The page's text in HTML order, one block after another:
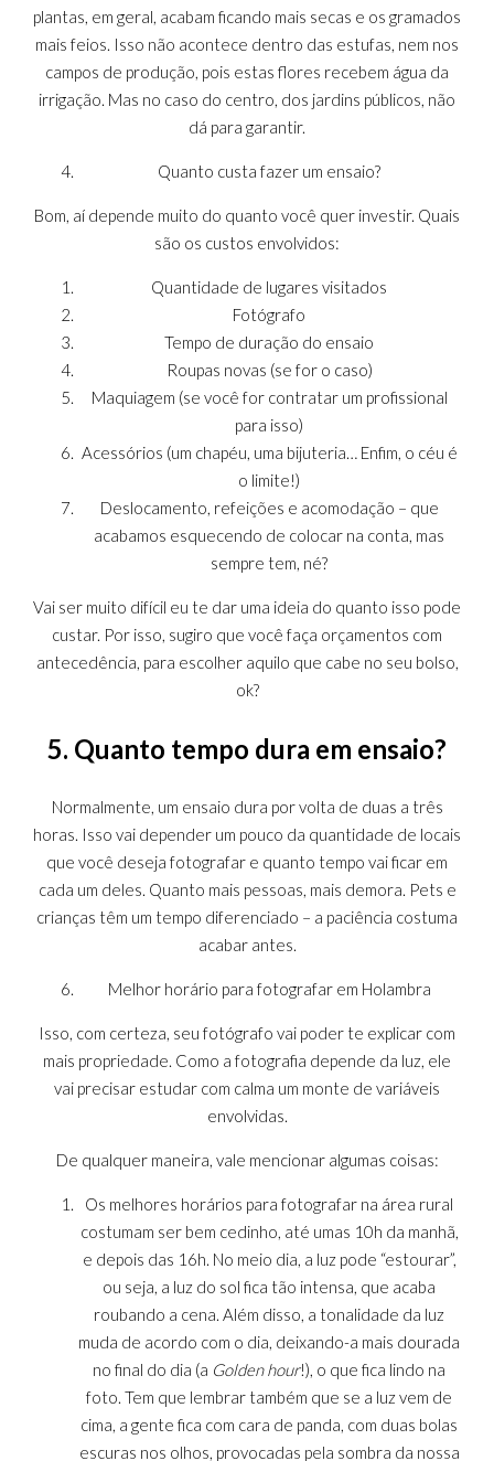
plantas, em geral, acabam ficando mais secas e os gramados
mais feios. Isso não acontece dentro das estufas, nem nos
campos de produção, pois estas flores recebem água da
irrigação. Mas no caso do centro, dos jardins públicos, não
dá para garantir.
Quanto custa fazer um ensaio?
Bom, aí depende muito do quanto você quer investir. Quais
são os custos envolvidos:
Quantidade de lugares visitados
Fotógrafo
Tempo de duração do ensaio
Roupas novas (se for o caso)
Maquiagem (se você for contratar um profissional
para isso)
Acessórios (um chapéu, uma bijuteria… Enfim, o céu é
o limite!)
Deslocamento, refeições e acomodação – que
acabamos esquecendo de colocar na conta, mas
sempre tem, né?
Vai ser muito difícil eu te dar uma ideia do quanto isso pode
custar. Por isso, sugiro que você faça orçamentos com
antecedência, para escolher aquilo que cabe no seu bolso,
ok?
5. Quanto tempo dura em ensaio?
Normalmente, um ensaio dura por volta de duas a três
horas. Isso vai depender um pouco da quantidade de locais
que você deseja fotografar e quanto tempo vai ficar em
cada um deles. Quanto mais pessoas, mais demora. Pets e
crianças têm um tempo diferenciado – a paciência costuma
acabar antes.
Melhor horário para fotografar em Holambra
Isso, com certeza, seu fotógrafo vai poder te explicar com
mais propriedade. Como a fotografia depende da luz, ele
vai precisar estudar com calma um monte de variáveis
envolvidas.
De qualquer maneira, vale mencionar algumas coisas:
Os melhores horários para fotografar na área rural
costumam ser bem cedinho, até umas 10h da manhã,
e depois das 16h. No meio dia, a luz pode “estourar”,
ou seja, a luz do sol fica tão intensa, que acaba
roubando a cena. Além disso, a tonalidade da luz
muda de acordo com o dia, deixando-a mais dourada
no final do dia (a Golden hour!), o que fica lindo na
foto. Tem que lembrar também que se a luz vem de
cima, a gente fica com cara de panda, com duas bolas
escuras nos olhos, provocadas pela sombra da nossa